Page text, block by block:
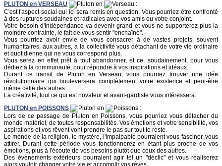
PLUTON en VERSEAU en
:
C'est l'aspect social qui ici sera remis en question. Vous pourriez être confronté
à des ruptures soudaines et radicales avec vos amis ou votre conjoint.
Votre besoin d'indépendance va devenir grand et vous ne supporterez plus la
moindre contrainte, le fait de vous sentir "enchaîné".
Vous pourriez avoir envie de vous consacrer à de vastes projets, souvent
humanitaires, aux autres, à la collectivité vous détachant de votre vie ordinaire
et quotidienne qui ne vous correspond plus.
Vous serez en effet prêt à tout abandonner, et ce, soudainement, pour vous
dédiez à la communauté, pour répondre à vos inspirations et idéaux.
Durant ce transit de Pluton en Verseau, vous pourriez trouver une idée
révolutionnaire qui bouleversera complètement votre existence et peut-être
même celle des autres.
La créativité, tout ce qui est novateur et avant-gardiste vous intéressera.
PLUTON en POISSONS en
:
Lors de ce passage de Pluton en Poissons, vous pourriez vous détacher du
monde matériel, de toutes responsabilités. Vos émotions et votre sensibilité, vos
aspirations et vos rêvent vont prendre le pas sur tout le reste.
Le monde de la religion, le mystère, l'impalpable pourraient vous fasciner, vous
attirer. Durant cette période vous fonctionnerez en étant plus proche de vos
émotions, plus à l'écoute de vos besoins plutôt que ceux des autres.
Des évènements extérieurs pourraient agir tel un "déclic" et vous réaliserez
alors vouloir changer votre vie et accomplir vos rêves.